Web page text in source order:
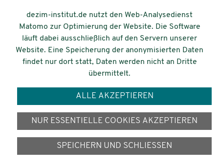
Datenschutz
Barrierefreiheit
© 2026 Deutsches Zentrum für
Integrations-
und Migrationsforschung DeZIM e.V.
dezim-institut.de nutzt den Web-Analysedienst
Matomo zur Optimierung der Website. Die Software
läuft dabei ausschließlich auf den Servern unserer
Website. Eine Speicherung der anonymisierten Daten
findet nur dort statt, Daten werden nicht an Dritte
übermittelt.
ALLE AKZEPTIEREN
NUR ESSENTIELLE COOKIES AKZEPTIEREN
SPEICHERN UND SCHLIESSEN